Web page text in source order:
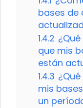
bases de
1.4.2
que mis
están
1.4.3
mis
un